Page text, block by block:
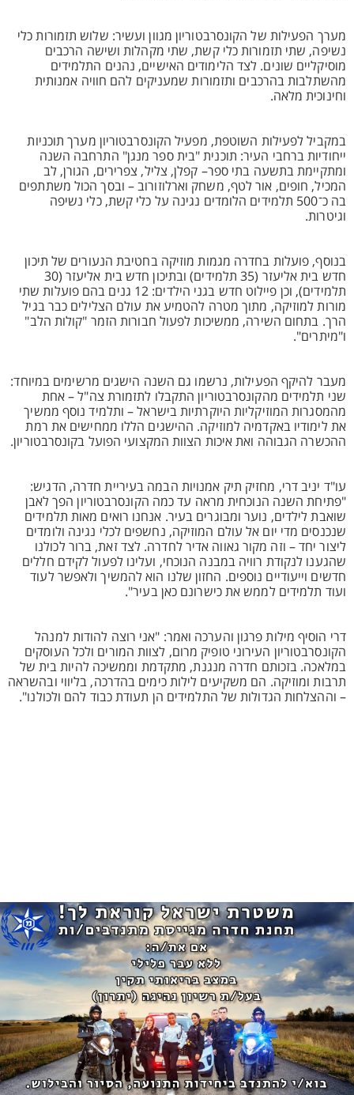
מערך הפעילות של הקונסרבטוריון מגוון ועשיר: שלוש תזמורות כלי
נשיפה, שתי תזמורות כלי קשת, שתי מקהלות ושישה הרכבים
מוסיקליים שונים. לצד הלימודים האישיים, נהנים התלמידים
מהשתלבות בהרכבים ותזמורות שמעניקים להם חוויה אמנותית
וחינוכית מלאה.
במקביל לפעילות השוטפת, מפעיל הקונסרבטוריון מערך תוכניות
ייחודיות ברחבי העיר: תוכנית "בית ספר מנגן" התרחבה השנה
ומתקיימת בתשעה בתי ספר– קפלן, צליל, צפרירים, הגורן, לב
המכיל, חופים, אור לטף, משחק וארלוזורוב – ובסך הכול משתתפים
בה כ־500 תלמידים הלומדים נגינה על כלי קשת, כלי נשיפה
וגיטרות.
בנוסף, פועלות בחדרה מגמות מוזיקה בחטיבת הנעורים של תיכון
חדש בית אליעזר (35 תלמידים) ובתיכון חדש בית אליעזר (30
תלמידים), וכן פיילוט חדש בגני הילדים: 12 גנים בהם פועלות שתי
מורות למוזיקה, מתוך מטרה להטמיע את עולם הצלילים כבר בגיל
הרך. בתחום השירה, ממשיכות לפעול חבורות הזמר "קולות הלב"
ו"מיתרים".
מעבר להיקף הפעילות, נרשמו גם השנה הישגים מרשימים במיוחד:
שני תלמידים מהקונסרבטוריון התקבלו לתזמורת צה"ל – אחת
מהמסגרות המוזיקליות היוקרתיות בישראל – ותלמיד נוסף ממשיך
את לימודיו באקדמיה למוזיקה. ההישגים הללו ממחישים את רמת
ההכשרה הגבוהה ואת איכות הצוות המקצועי הפועל בקונסרבטוריון.
עו"ד יניב דרי, מחזיק תיק אמנויות הבמה בעיריית חדרה, הדגיש:
"פתיחת השנה הנוכחית מראה עד כמה הקונסרבטוריון הפך לאבן
שואבת לילדים, נוער ומבוגרים בעיר. אנחנו רואים מאות תלמידים
שנכנסים מדי יום אל עולם המוזיקה, נחשפים לכלי נגינה ולומדים
ליצור יחד – וזה מקור גאווה אדיר לחדרה. לצד זאת, ברור לכולנו
שהגענו לנקודת רוויה במבנה הנוכחי, ועלינו לפעול לקידם חללים
חדשים וייעודיים נוספים. החזון שלנו הוא להמשיך ולאפשר לעוד
ועוד תלמידים לממש את כישרונם כאן בעיר".
דרי הוסיף מילות פרגון והערכה ואמר: "אני רוצה להודות למנהל
הקונסרבטוריון העירוני טופיק מרום, לצוות המורים ולכל העוסקים
במלאכה. בזכותם חדרה מנגנת, מתקדמת וממשיכה להיות בית של
תרבות ומוזיקה. הם משקיעים לילות כימים בהדרכה, בליווי ובהשראה
– וההצלחות הגדולות של התלמידים הן תעודת כבוד להם ולכולנו".